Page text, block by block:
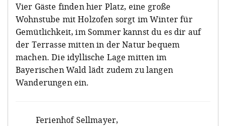
Vier Gäste finden hier Platz, eine große
Wohnstube mit Holzofen sorgt im Winter für
Gemütlichkeit, im Sommer kannst du es dir auf
der Terrasse mitten in der Natur bequem
machen. Die idyllische Lage mitten im
Bayerischen Wald lädt zudem zu langen
Wanderungen ein.
Ferienhof Sellmayer,